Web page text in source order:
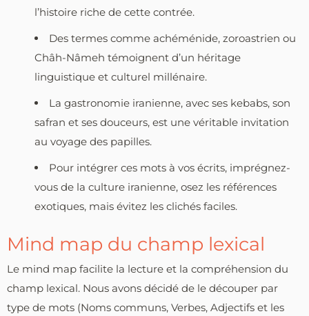
l’histoire riche de cette contrée.
Des termes comme achéménide, zoroastrien ou
Châh-Nâmeh témoignent d’un héritage
linguistique et culturel millénaire.
La gastronomie iranienne, avec ses kebabs, son
safran et ses douceurs, est une véritable invitation
au voyage des papilles.
Pour intégrer ces mots à vos écrits, imprégnez-
vous de la culture iranienne, osez les références
exotiques, mais évitez les clichés faciles.
Mind map du champ lexical
Le mind map facilite la lecture et la compréhension du
champ lexical. Nous avons décidé de le découper par
type de mots (Noms communs, Verbes, Adjectifs et les